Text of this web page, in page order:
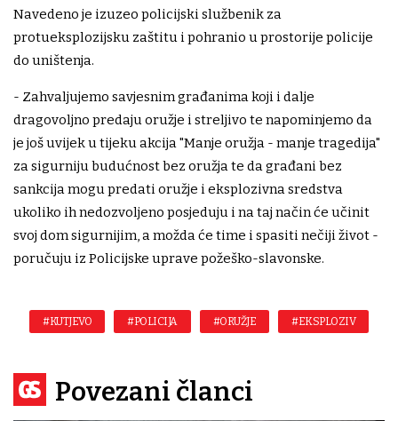
Navedeno je izuzeo policijski službenik za
protueksplozijsku zaštitu i pohranio u prostorije policije
do uništenja.
- Zahvaljujemo savjesnim građanima koji i dalje
dragovoljno predaju oružje i streljivo te napominjemo da
je još uvijek u tijeku akcija "Manje oružja - manje tragedija"
za sigurniju budućnost bez oružja te da građani bez
sankcija mogu predati oružje i eksplozivna sredstva
ukoliko ih nedozvoljeno posjeduju i na taj način će učinit
svoj dom sigurnijim, a možda će time i spasiti nečiji život -
poručuju iz Policijske uprave požeško-slavonske.
#KUTJEVO #POLICIJA #ORUŽJE #EKSPLOZIV
Povezani članci